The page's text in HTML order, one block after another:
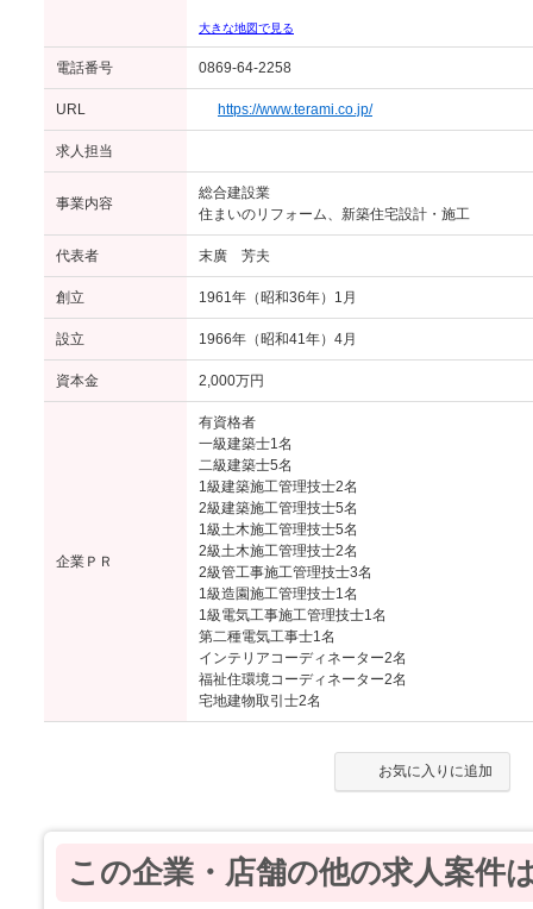
大きな地図で見る
電話番号 0869-64-2258
URL https://www.terami.co.jp/
求人担当
事業内容
総合建設業
住まいのリフォーム、新築住宅設計・施工
代表者 末廣 芳夫
創立 1961年（昭和36年）1月
設立 1966年（昭和41年）4月
資本金 2,000万円
企業ＰＲ
有資格者
⼀級建築士1名
⼆級建築⼠5名
1級建築施工管理技士2名
2級建築施工管理技士5名
1級土木施工管理技士5名
2級土木施工管理技士2名
2級管工事施工管理技士3名
1級造園施工管理技士1名
1級電気工事施工管理技士1名
第二種電気工事士1名
インテリアコーディネーター2名
福祉住環境コーディネーター2名
宅地建物取引士2名
お気に入りに追加
この企業・店舗の他の求人案件